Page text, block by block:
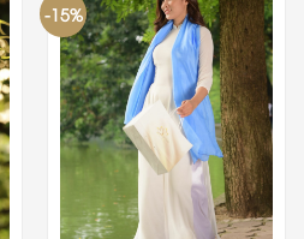
-15%